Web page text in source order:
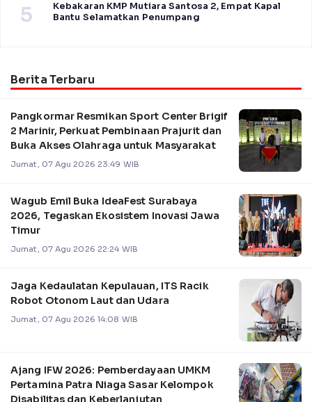
5
Kebakaran KMP Mutiara Santosa 2, Empat Kapal
Bantu Selamatkan Penumpang
Berita Terbaru
Pangkormar Resmikan Sport Center Brigif
2 Marinir, Perkuat Pembinaan Prajurit dan
Buka Akses Olahraga untuk Masyarakat
Jumat, 07 Agu 2026 23:49 WIB
Wagub Emil Buka IdeaFest Surabaya
2026, Tegaskan Ekosistem Inovasi Jawa
Timur
Jumat, 07 Agu 2026 22:24 WIB
Jaga Kedaulatan Kepulauan, ITS Racik
Robot Otonom Laut dan Udara
Jumat, 07 Agu 2026 14:08 WIB
Ajang IFW 2026: Pemberdayaan UMKM
Pertamina Patra Niaga Sasar Kelompok
Disabilitas dan Keberlanjutan